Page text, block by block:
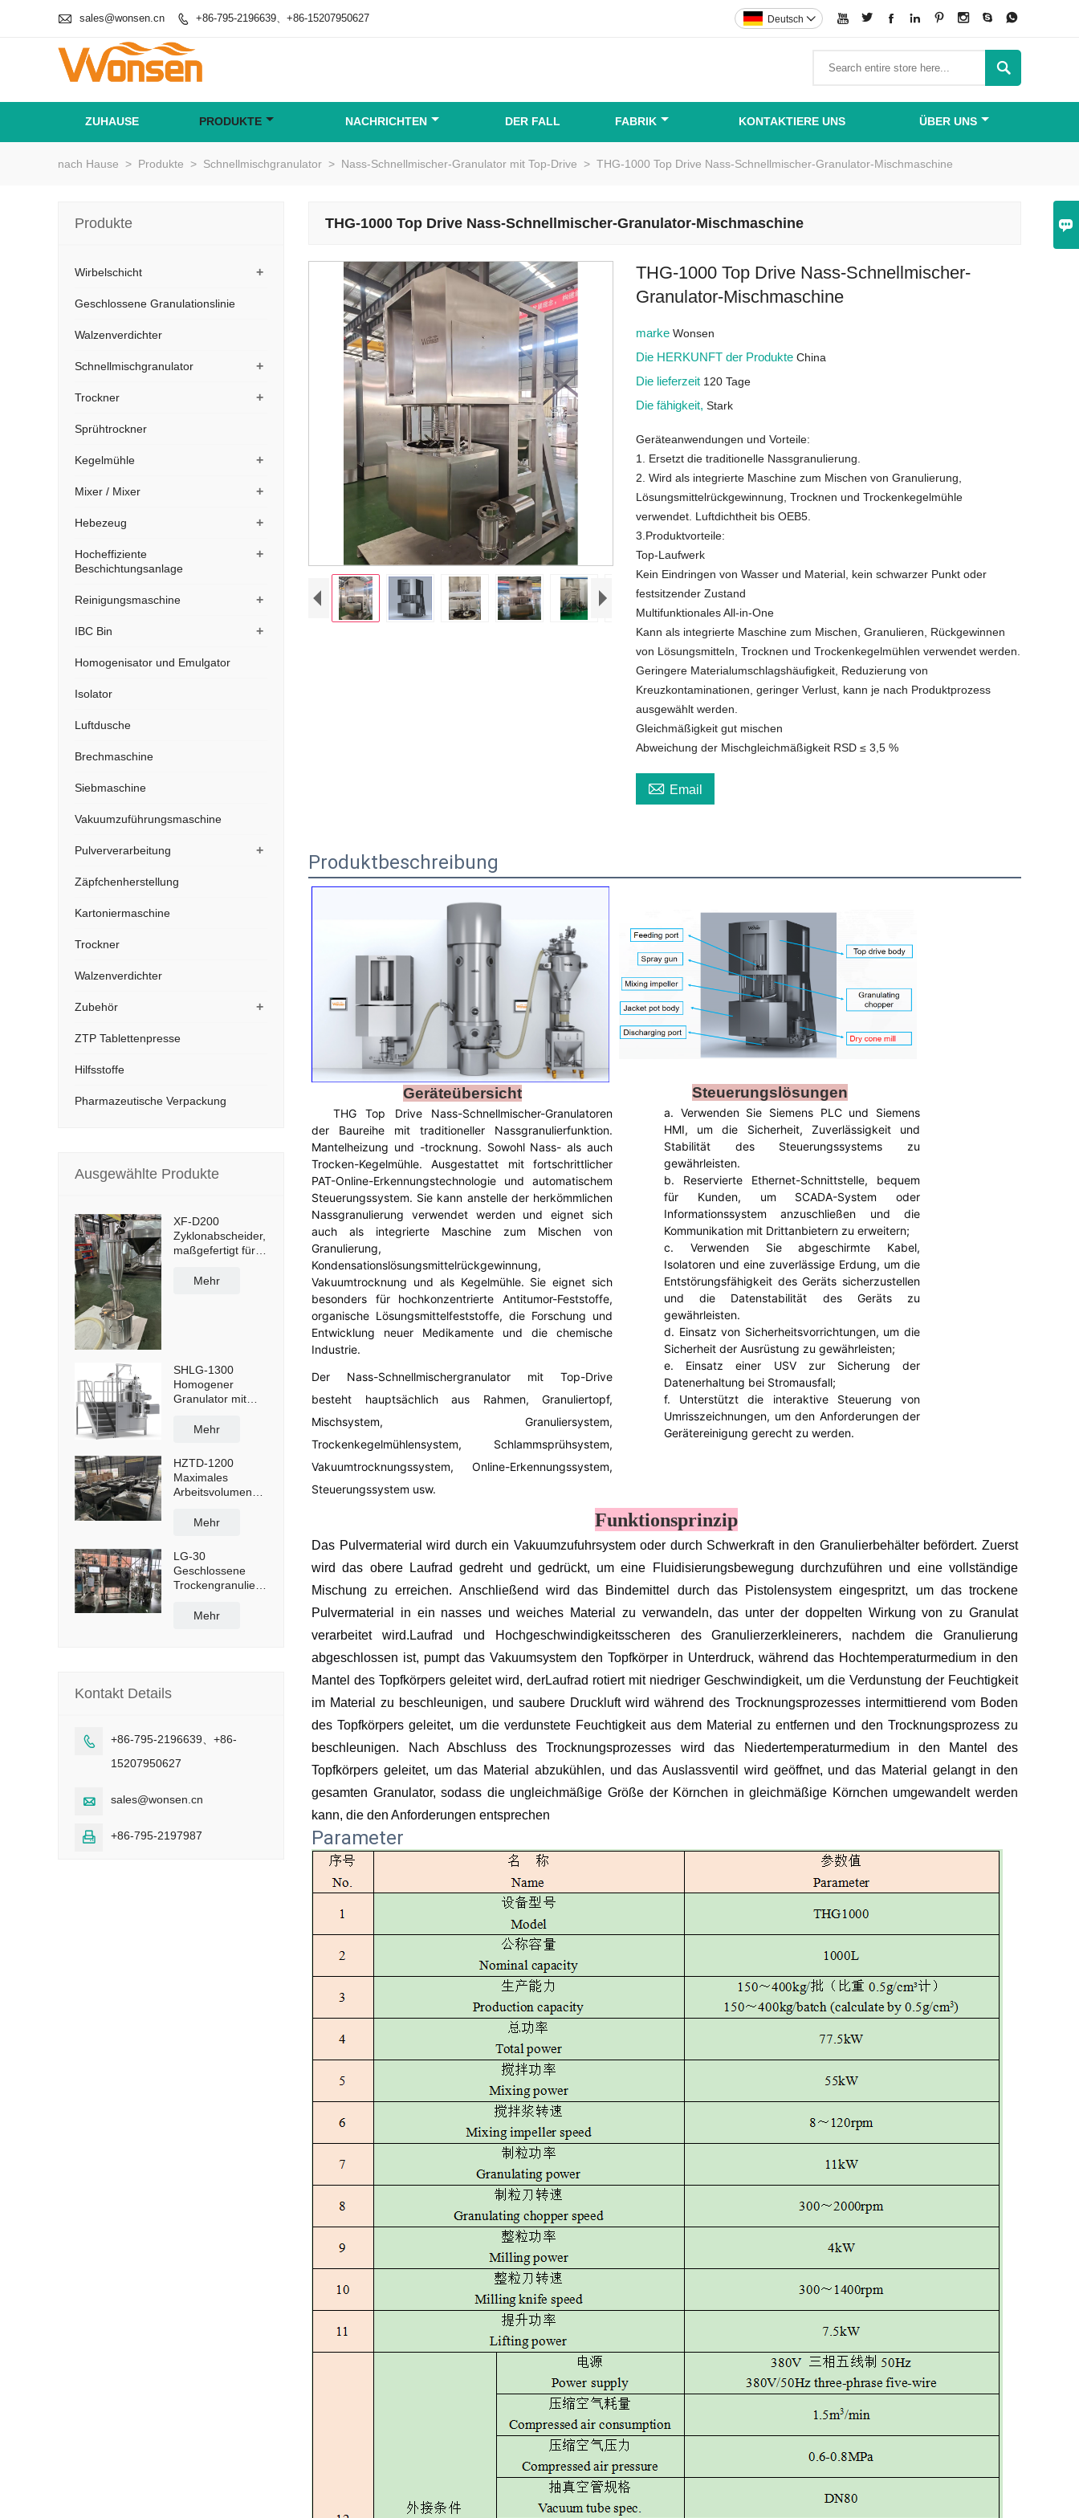

 sales@wonsen.cn  +86-795-2196639、+86-15207950627        
Deutsch 

ZUHAUSE PRODUKTE NACHRICHTEN DER FALL FABRIK KONTAKTIERE UNS ÜBER UNS
nach Hause > Produkte > Schnellmischgranulator > Nass-Schnellmischer-Granulator mit Top-Drive > THG-1000 Top Drive Nass-Schnellmischer-Granulator-Mischmaschine
THG-1000 Top Drive Nass-Schnellmischer-Granulator-Mischmaschine
THG-1000 Top Drive Nass-Schnellmischer-
Granulator-Mischmaschine
markeWonsen
Die HERKUNFT der ProdukteChina
Die lieferzeit 120 Tage
Die fähigkeit,Stark
Geräteanwendungen und Vorteile:
1. Ersetzt die traditionelle Nassgranulierung.
2. Wird als integrierte Maschine zum Mischen von Granulierung,
Lösungsmittelrückgewinnung, Trocknen und Trockenkegelmühle
verwendet. Luftdichtheit bis OEB5.
3.Produktvorteile:
Top-Laufwerk
Kein Eindringen von Wasser und Material, kein schwarzer Punkt oder
festsitzender Zustand
Multifunktionales All-in-One
Kann als integrierte Maschine zum Mischen, Granulieren, Rückgewinnen
von Lösungsmitteln, Trocknen und Trockenkegelmühlen verwendet werden.
Geringere Materialumschlagshäufigkeit, Reduzierung von
Kreuzkontaminationen, geringer Verlust, kann je nach Produktprozess
ausgewählt werden.
Gleichmäßigkeit gut mischen
Abweichung der Mischgleichmäßigkeit RSD ≤ 3,5 %
 Email
Produktbeschreibung
Geräteübersicht
THG Top Drive Nass-Schnellmischer-Granulatoren
der Baureihe mit traditioneller Nassgranulierfunktion.
Mantelheizung und -trocknung. Sowohl Nass- als auch
Trocken-Kegelmühle. Ausgestattet mit fortschrittlicher
PAT-Online-Erkennungstechnologie und automatischem
Steuerungssystem. Sie kann anstelle der herkömmlichen
Nassgranulierung verwendet werden und eignet sich
auch als integrierte Maschine zum Mischen von
Granulierung,
Kondensationslösungsmittelrückgewinnung,
Vakuumtrocknung und als Kegelmühle. Sie eignet sich
besonders für hochkonzentrierte Antitumor-Feststoffe,
organische Lösungsmittelfeststoffe, die Forschung und
Entwicklung neuer Medikamente und die chemische
Industrie.
Der Nass-Schnellmischergranulator mit Top-Drive
besteht hauptsächlich aus Rahmen, Granuliertopf,
Mischsystem, Granuliersystem,
Trockenkegelmühlensystem, Schlammsprühsystem,
Vakuumtrocknungssystem, Online-Erkennungssystem,
Steuerungssystem usw.
Steuerungslösungen
a. Verwenden Sie Siemens PLC und Siemens
HMI, um die Sicherheit, Zuverlässigkeit und
Stabilität des Steuerungssystems zu
gewährleisten.
b. Reservierte Ethernet-Schnittstelle, bequem
für Kunden, um SCADA-System oder
Informationssystem anzuschließen und die
Kommunikation mit Drittanbietern zu erweitern;
c. Verwenden Sie abgeschirmte Kabel,
Isolatoren und eine zuverlässige Erdung, um die
Entstörungsfähigkeit des Geräts sicherzustellen
und die Datenstabilität des Geräts zu
gewährleisten.
d. Einsatz von Sicherheitsvorrichtungen, um die
Sicherheit der Ausrüstung zu gewährleisten;
e. Einsatz einer USV zur Sicherung der
Datenerhaltung bei Stromausfall;
f. Unterstützt die interaktive Steuerung von
Umrisszeichnungen, um den Anforderungen der
Gerätereinigung gerecht zu werden.
Funktionsprinzip
Das Pulvermaterial wird durch ein Vakuumzufuhrsystem oder durch Schwerkraft in den Granulierbehälter befördert. Zuerst
wird das obere Laufrad gedreht und gedrückt, um eine Fluidisierungsbewegung durchzuführen und eine vollständige
Mischung zu erreichen. Anschließend wird das Bindemittel durch das Pistolensystem eingespritzt, um das trockene
Pulvermaterial in ein nasses und weiches Material zu verwandeln, das unter der doppelten Wirkung von zu Granulat
verarbeitet wird. Laufrad
und Hochgeschwindigkeitsscheren des Granulierzerkleinerers, nachdem die Granulierung
abgeschlossen ist, pumpt das Vakuumsystem den Topfkörper in Unterdruck, während das Hochtemperaturmedium in den
Mantel des Topfkörpers geleitet wird, derLaufrad rotiert mit niedriger Geschwindigkeit, um die Verdunstung der Feuchtigkeit
im Material zu beschleunigen, und saubere Druckluft wird während des Trocknungsprozesses intermittierend vom Boden
des Topfkörpers geleitet, um die verdunstete Feuchtigkeit aus dem Material zu entfernen und den Trocknungsprozess zu
beschleunigen. Nach Abschluss des Trocknungsprozesses wird das Niedertemperaturmedium in den Mantel des
Topfkörpers geleitet, um das Material abzukühlen, und das Auslassventil wird geöffnet, und das Material gelangt in den
gesamten Granulator, sodass die ungleichmäßige Größe der Körnchen in gleichmäßige Körnchen umgewandelt werden
kann, die den Anforderungen entsprechen
Parameter
Produkte
+
Wirbelschicht
Geschlossene Granulationslinie
Walzenverdichter
+
Schnellmischgranulator
+
Trockner
Sprühtrockner
+
Kegelmühle
+
Mixer / Mixer
+
Hebezeug
+
Hocheffiziente
Beschichtungsanlage
+
Reinigungsmaschine
+
IBC Bin
Homogenisator und Emulgator
Isolator
Luftdusche
Brechmaschine
Siebmaschine
Vakuumzuführungsmaschine
+
Pulververarbeitung
Zäpfchenherstellung
Kartoniermaschine
Trockner
Walzenverdichter
+
Zubehör
ZTP Tablettenpresse
Hilfsstoffe
Pharmazeutische Verpackung
Ausgewählte Produkte
XF-D200
Zyklonabscheider,
maßgefertigt für
und -Mehr
SHLG-1300
Homogener
Granulator mit
effektive Kapazität
Mehr
HZTD-1200
Maximales
Arbeitsvolumen
manueller
Mehr
LG-30
Geschlossene
Trockengranulieranlage
Kapazität von 50
Mehr
Kontakt Details

+86-795-2196639、+86-
15207950627
 sales@wonsen.cn
 +86-795-2197987